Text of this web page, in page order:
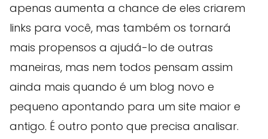
apenas aumenta a chance de eles criarem
links para você, mas também os tornará
mais propensos a ajudá-lo de outras
maneiras, mas nem todos pensam assim
ainda mais quando é um blog novo e
pequeno apontando para um site maior e
antigo. É outro ponto que precisa analisar.